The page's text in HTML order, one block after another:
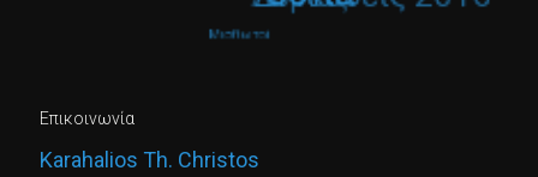
Επικοινωνία
Karahalios Th. Christos